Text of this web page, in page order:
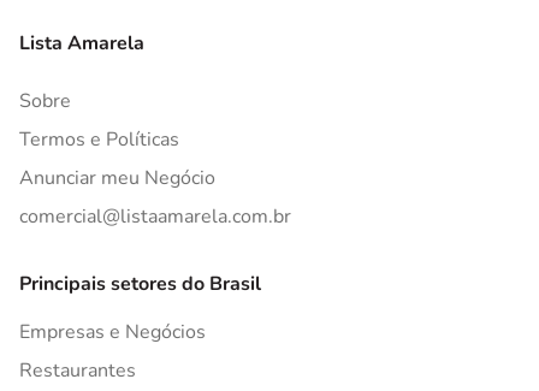
Lista Amarela
Sobre
Termos e Políticas
Anunciar meu Negócio
comercial@listaamarela.com.br
Principais setores do Brasil
Empresas e Negócios
Restaurantes